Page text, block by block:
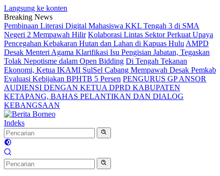
Langsung ke konten
Breaking News
Pembinaan Literasi Digital Mahasiswa KKL Tengah 3 di SMA
Negeri 2 Mempawah Hilir Kolaborasi Lintas Sektor Perkuat Upaya
Pencegahan Kebakaran Hutan dan Lahan di Kapuas Hulu AMPD
Desak Menteri Agama Klarifikasi Isu Pengisian Jabatan, Tegaskan
Tolak Nepotisme dalam Open Bidding Di Tengah Tekanan
Ekonomi, Ketua IKAMI SulSel Cabang Mempawah Desak Pemkab
Evaluasi Kebijakan BPHTB 5 Persen PENGURUS GP ANSOR
AUDIENSI DENGAN KETUA DPRD KABUPATEN
KETAPANG, BAHAS PELANTIKAN DAN DIALOG
KEBANGSAAN
Indeks